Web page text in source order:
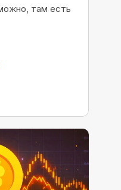
там есть